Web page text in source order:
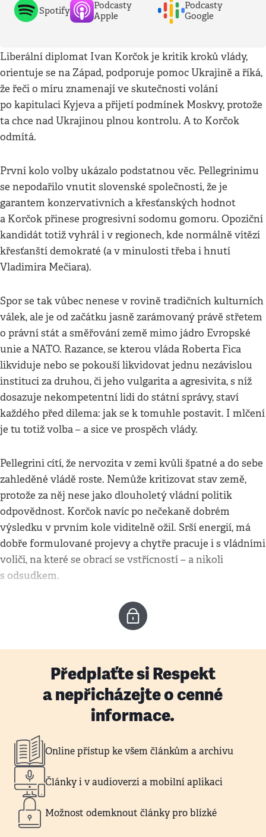
Spotify
Podcasty
Apple
Podcasty
Google
Liberální diplomat Ivan Korčok je kritik kroků vlády,
orientuje se na Západ, podporuje pomoc Ukrajině a říká,
že řeči o míru znamenají ve skutečnosti volání
po kapitulaci Kyjeva a přijetí podmínek Moskvy, protože
ta chce nad Ukrajinou plnou kontrolu. A to Korčok
odmítá.
První kolo volby ukázalo podstatnou věc. Pellegrinimu
se nepodařilo vnutit slovenské společnosti, že je
garantem konzervativních a křesťanských hodnot
a Korčok přinese progresivní sodomu gomoru. Opoziční
kandidát totiž vyhrál i v regionech, kde normálně vítězí
křesťanští demokraté (a v minulosti třeba i hnutí
Vladimira Mečiara).
Spor se tak vůbec nenese v rovině tradičních kulturních
válek, ale je od začátku jasně zarámovaný právě střetem
o právní stát a směřování země mimo jádro Evropské
unie a NATO. Razance, se kterou vláda Roberta Fica
likviduje nebo se pokouší likvidovat jednu nezávislou
instituci za druhou, či jeho vulgarita a agresivita, s níž
dosazuje nekompetentní lidi do státní správy, staví
každého před dilema: jak se k tomuhle postavit. I mlčení
je tu totiž volba – a sice ve prospěch vlády.
Pellegrini cítí, že nervozita v zemi kvůli špatné a do sebe
zahleděné vládě roste. Nemůže kritizovat stav země,
protože za něj nese jako dlouholetý vládní politik
odpovědnost. Korčok navíc po nečekaně dobrém
výsledku v prvním kole viditelně ožil. Srší energií, má
dobře formulované projevy a chytře pracuje i s vládními
voliči, na které se obrací se vstřícností – a nikoli
s odsudkem.
Předplaťte si Respekt
a nepřicházejte o cenné
informace.
Online přístup ke všem článkům a archivu
Články i v audioverzi a mobilní aplikaci
Možnost odemknout články pro blízké